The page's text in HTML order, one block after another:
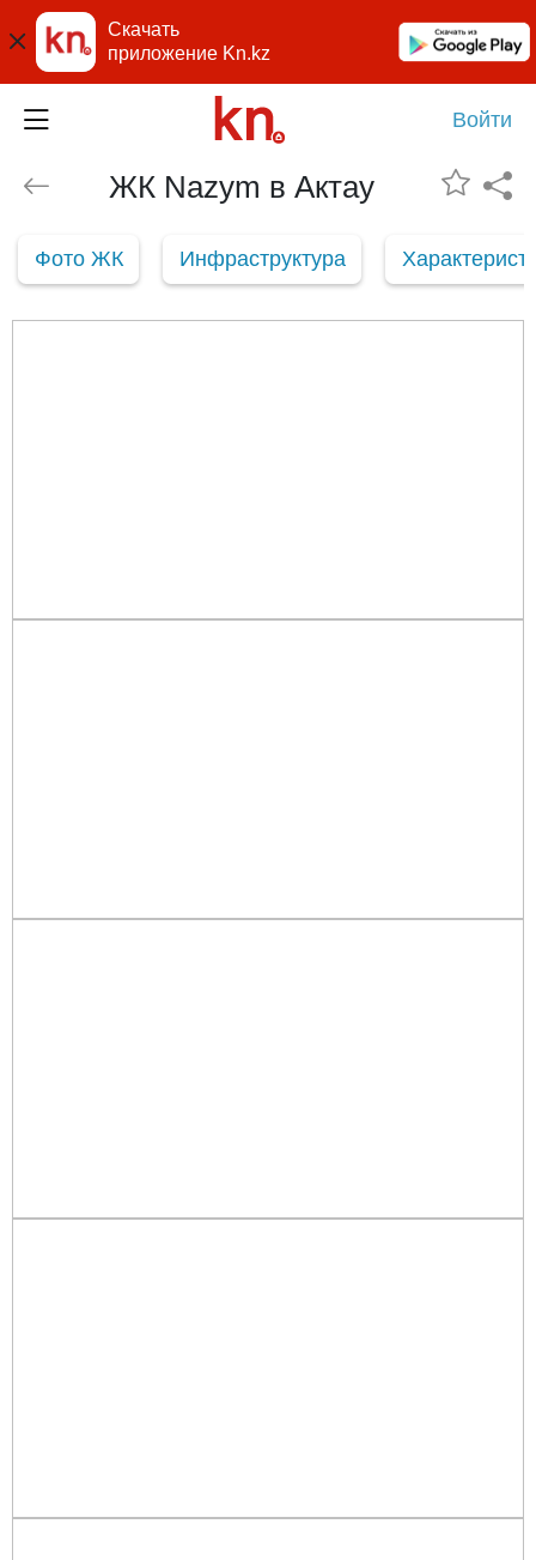
Скачать
приложение Kn.kz
Войти
ЖК Nazym в Актау
Фото ЖК Инфраструктура